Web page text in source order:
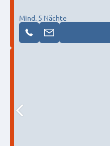
Mind. 5 Nächte